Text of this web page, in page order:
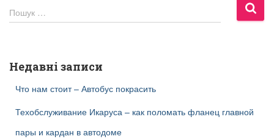
П
о
:
Пошук …
Недавні записи
Что нам стоит – Автобус покрасить
Техобслуживание Икаруса – как поломать фланец главной
пары и кардан в автодоме